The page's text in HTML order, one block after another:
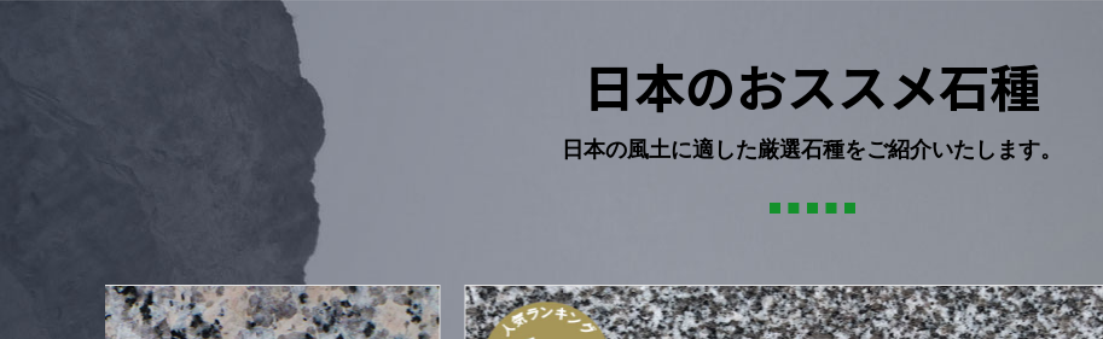
日本のおススメ石種
日本の風土に適した厳選石種をご紹介いたします。